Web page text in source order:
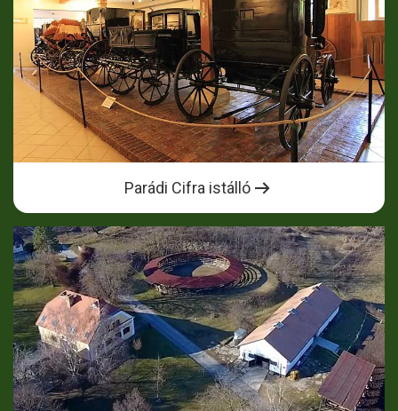
Parádi Cifra istálló